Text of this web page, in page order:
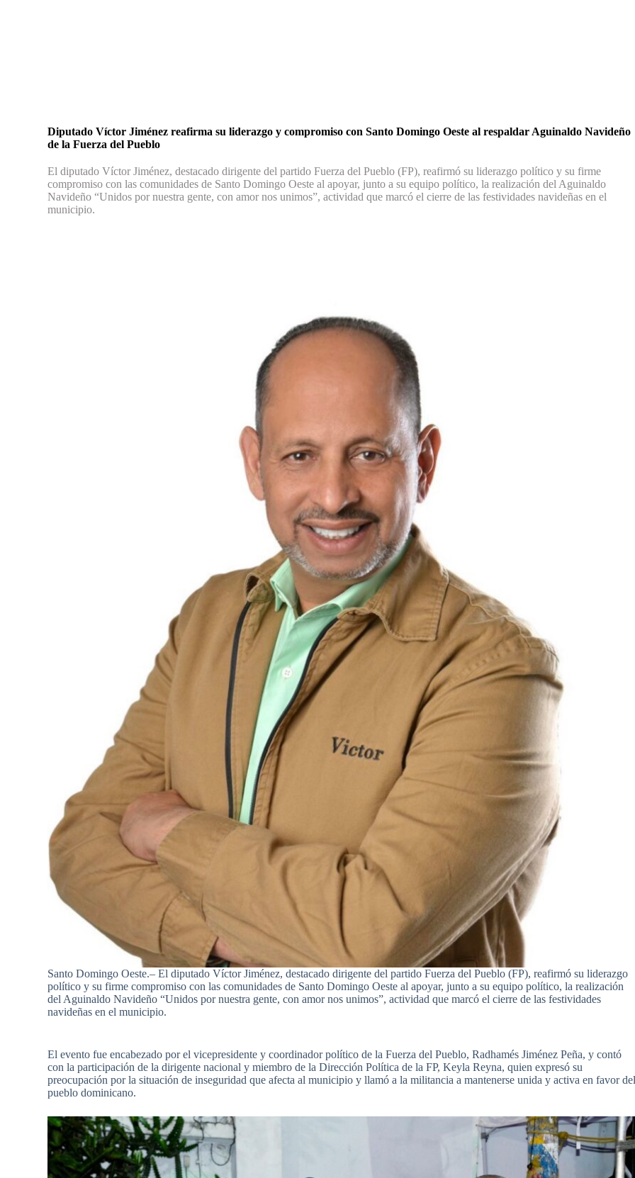
Diputado Víctor Jiménez reafirma su liderazgo y compromiso con Santo Domingo Oeste al respaldar Aguinaldo Navideño
de la Fuerza del Pueblo
El diputado Víctor Jiménez, destacado dirigente del partido Fuerza del Pueblo (FP), reafirmó su liderazgo político y su firme
compromiso con las comunidades de Santo Domingo Oeste al apoyar, junto a su equipo político, la realización del Aguinaldo
Navideño “Unidos por nuestra gente, con amor nos unimos”, actividad que marcó el cierre de las festividades navideñas en el
municipio.
Santo Domingo Oeste.– El diputado Víctor Jiménez, destacado dirigente del partido Fuerza del Pueblo (FP), reafirmó su liderazgo
político y su firme compromiso con las comunidades de Santo Domingo Oeste al apoyar, junto a su equipo político, la realización
del Aguinaldo Navideño “Unidos por nuestra gente, con amor nos unimos”, actividad que marcó el cierre de las festividades
navideñas en el municipio.
El evento fue encabezado por el vicepresidente y coordinador político de la Fuerza del Pueblo, Radhamés Jiménez Peña, y contó
con la participación de la dirigente nacional y miembro de la Dirección Política de la FP, Keyla Reyna, quien expresó su
preocupación por la situación de inseguridad que afecta al municipio y llamó a la militancia a mantenerse unida y activa en favor
pueblo dominicano.